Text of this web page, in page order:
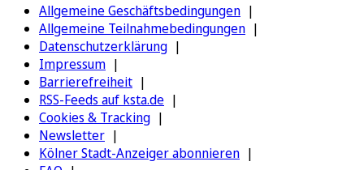
Allgemeine Geschäftsbedingungen
Allgemeine Teilnahmebedingungen
Datenschutzerklärung
Impressum
Barrierefreiheit
RSS-Feeds auf ksta.de
Cookies & Tracking
Newsletter
Kölner Stadt-Anzeiger abonnieren